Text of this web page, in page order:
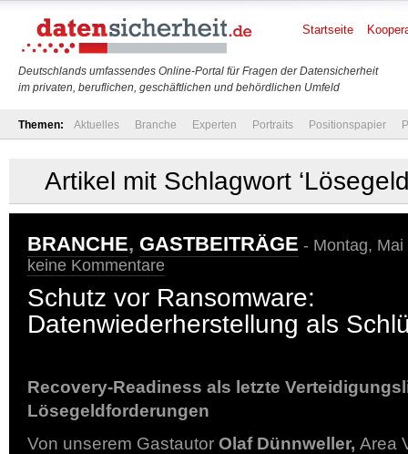
Deutschlands umfassendes Online-Portal für Fragen der Datensicherheit
im privaten, beruflichen, geschäftlichen und behördlichen Umfeld
Startseite
Themen: Aktuelles Branche Experten Portraits Positionspapier
Artikel mit Schlagwort
BRANCHE, GASTBEITRÄGE - Montag,
keine Kommentare
Schutz vor Ransomware:
Datenwiederherstellung als
Recovery-Readiness als letzte
Lösegeldforderungen
Von unserem Gastautor Olaf Dünnweller, Area